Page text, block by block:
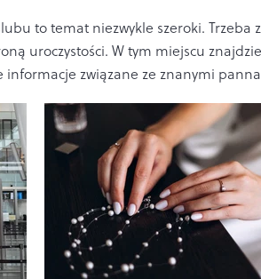
to temat niezwykle szeroki.
uroczystości. W tym miejscu
związane ze znanymi